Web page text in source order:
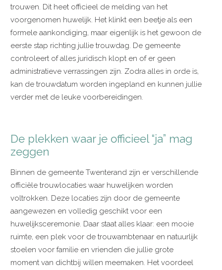
trouwen. Dit heet officieel de melding van het
voorgenomen huwelijk. Het klinkt een beetje als een
formele aankondiging, maar eigenlijk is het gewoon de
eerste stap richting jullie trouwdag. De gemeente
controleert of alles juridisch klopt en of er geen
administratieve verrassingen zijn. Zodra alles in orde is,
kan de trouwdatum worden ingepland en kunnen jullie
verder met de leuke voorbereidingen.
De plekken waar je officieel “ja” mag
zeggen
Binnen de gemeente Twenterand zijn er verschillende
officiële trouwlocaties waar huwelijken worden
voltrokken. Deze locaties zijn door de gemeente
aangewezen en volledig geschikt voor een
huwelijksceremonie. Daar staat alles klaar: een mooie
ruimte, een plek voor de trouwambtenaar en natuurlijk
stoelen voor familie en vrienden die jullie grote
moment van dichtbij willen meemaken. Het voordeel